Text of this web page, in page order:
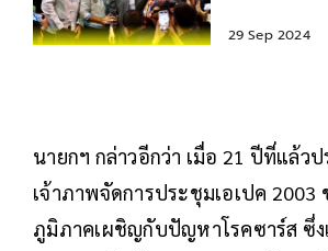
29 Sep 2024
นายกฯ กล่าวอีกว่า เมื่อ 21 ปีที่แล้ว
เจ้าภาพจัดการประชุมเอเปค
ภูมิภาคเผชิญกับปัญหาโรคซาร์ส ซึ่